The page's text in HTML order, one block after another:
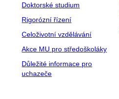
Doktorské studium
Rigorózní řízení
Celoživotní vzdělávání
Akce MU pro středoškoláky
Důležité informace pro
uchazeče